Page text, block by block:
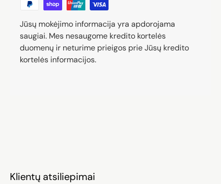
Jūsų mokėjimo informacija yra apdorojama
saugiai. Mes nesaugome kredito kortelės
duomenų ir neturime prieigos prie Jūsų kredito
kortelės informacijos.
Klientų atsiliepimai